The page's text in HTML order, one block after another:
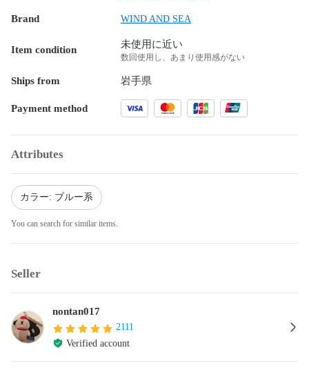
Brand WIND AND SEA
Item condition 未使用に近い
数回使用し、あまり使用感がない
Ships from 岩手県
Payment method
Attributes
カラー: ブルー系
You can search for similar items.
Seller
nontan017
2111
Verified account